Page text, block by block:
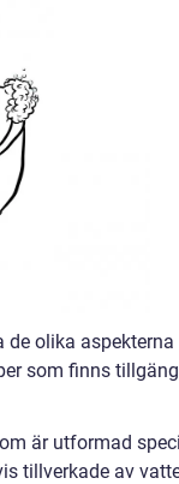
de olika aspekterna
som finns
är utformad
tillverkade av